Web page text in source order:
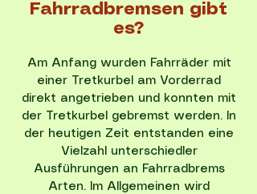
Fahrradbremsen gibt
es?
Am Anfang wurden Fahrräder mit
einer Tretkurbel am Vorderrad
direkt angetrieben und konnten mit
der Tretkurbel gebremst werden. In
der heutigen Zeit entstanden eine
Vielzahl unterschiedler
Ausführungen an Fahrradbrems
Arten. Im Allgemeinen wird